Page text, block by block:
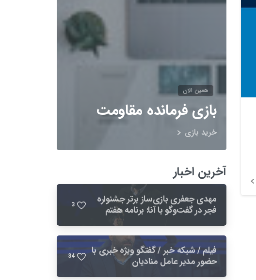
همین الان
بازی فرمانده مقاومت
خرید بازی
آخرین اخبار
مهدی جعفری بازی‌ساز برتر جشنواره
فجر در گفت‌وگو با آنا: برنامه هفتم
توسعه فرصتی برای بهبود صنعت بازی
است
3
فیلم / شبکه خبر / گفتگو ویژه خبری با
حضور مدیر عامل منادیان
34